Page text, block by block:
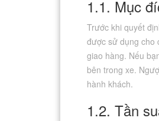
1.1. Mục
Trước khi quyết
được sử dụng cho
giao hàng. Nếu
bên trong xe.
hành khách.
1.2. Tần